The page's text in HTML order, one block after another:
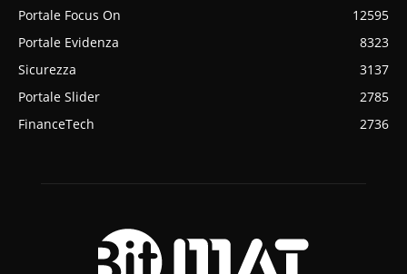
Portale Focus On
12595
Portale Evidenza
8323
Sicurezza
3137
Portale Slider
2785
FinanceTech
2736